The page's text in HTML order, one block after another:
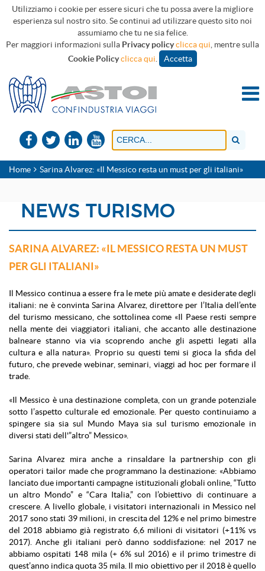
Utilizziamo i cookie per essere sicuri che tu possa avere la migliore
esperienza sul nostro sito. Se continui ad utilizzare questo sito noi
assumiamo che tu ne sia felice.
Per maggiori informazioni sulla Privacy policyclicca qui , mentre sulla
Cookie Policyclicca qui Accetta
Home Sarina Alvarez: «Il Messico resta un must per gli italiani»
NEWS TURISMO
SARINA ALVAREZ: «IL MESSICO RESTA UN MUST
PER GLI ITALIANI»
Il Messico continua a essere fra le mete più amate e desiderate degli
italiani: ne è convinta Sarina Alvarez, direttore per l’Italia dell’ente
del turismo messicano, che sottolinea come «Il Paese resti sempre
nella mente dei viaggiatori italiani, che accanto alle destinazione
balneare stanno via via scoprendo anche gli aspetti legati alla
cultura e alla natura». Proprio su questi temi si gioca la sfida del
futuro, che prevede webinar, seminari, viaggi ad hoc per formare il
trade.
«Il Messico è una destinazione completa, con un grande potenziale
sotto l’aspetto culturale ed emozionale. Per questo continuiamo a
spingere sia sia sul Mundo Maya sia sul turismo emozionale in
diversi stati dell'”altro” Messico».
Sarina Alvarez mira anche a rinsaldare la partnership con gli
operatori tailor made che programmano la destinazione: «Abbiamo
lanciato due importanti campagne istituzionali globali online, “Tutto
un altro Mondo” e “Cara Italia,” con l’obiettivo di continuare a
crescere. A livello globale, i visitatori internazionali in Messico nel
2017 sono stati 39 milioni, in crescita del 12% e nel primo bimestre
del 2018 abbiamo già registrato 6,6 milioni di visitatori (+11% vs
2017). Anche gli italiani però danno soddisfazione: nel 2017 ne
abbiamo ospitati 148 mila (+ 6% sul 2016) e il primo trimestre di
quest’anno indica quota 35 mila. Il mio obiettivo per il 2018 è quello